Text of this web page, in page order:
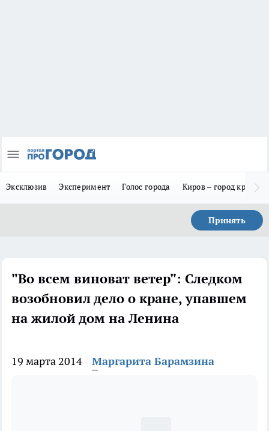
Эксклюзив Эксперимент Голос города Киров – город
Принять
"Во всем виноват ветер": Следком
возобновил дело о кране, упавшем
на жилой дом на Ленина
19 марта 2014 Маргарита Барамзина